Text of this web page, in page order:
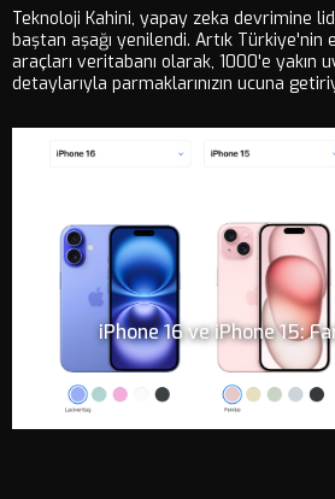
Teknoloji Kahini, yapay zeka devrimine
baştan aşağı yenilendi. Artık Türkiye'nin
araçları veritabanı olarak, 1000'e yakın
detaylarıyla parmaklarınızın ucuna
iPhone 16 ve iPhone 15: